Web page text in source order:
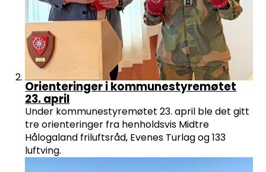
Orienteringer i kommunestyremøtet
23. april
Under kommunestyremøtet 23. april ble det gitt
tre orienteringer fra henholdsvis Midtre
Hålogaland friluftsråd, Evenes Turlag og 133
luftving.